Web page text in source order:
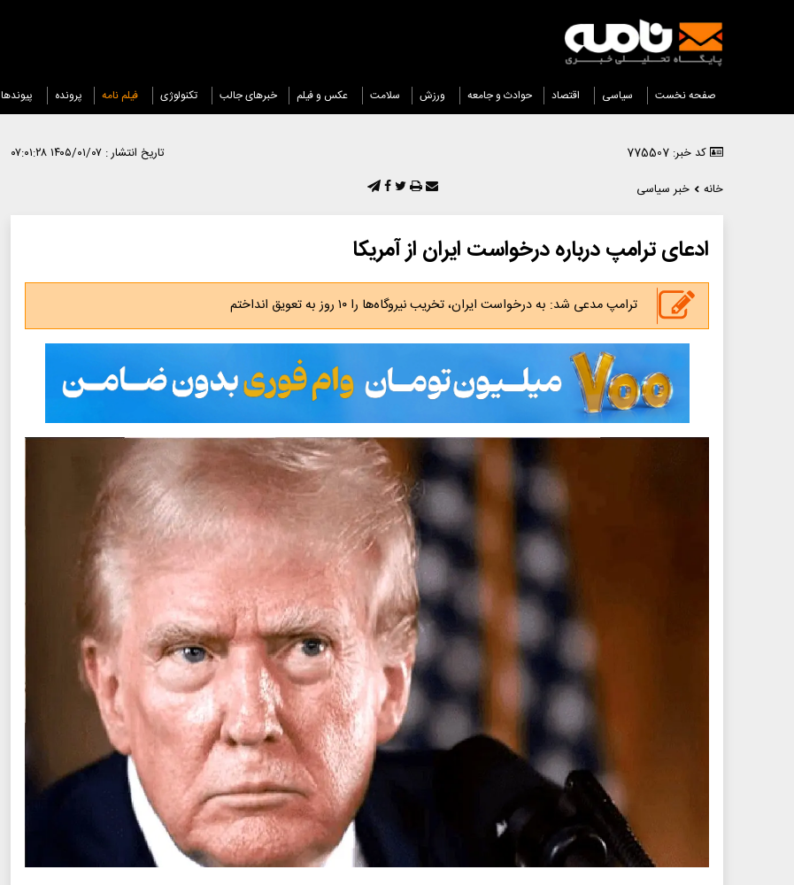
صفحه نخست سیاسی اقتصاد حوادث و جامعه ورزش سلامت عکس و فیلم خبرهای جالب تکنولوژی فیلم نامه پرونده پیوندها
کد خبر: 775507 تاریخ انتشار : ۱۴۰۵/۰۱/۰۷ ۰۷:۰۱:۲۸
خانه
خبر سیاسی
ادعای ترامپ درباره درخواست ایران از آمریکا
ترامپ مدعی شد: به درخواست ایران، تخریب نیروگاه‌ها را ۱۰ روز به تعویق انداختم